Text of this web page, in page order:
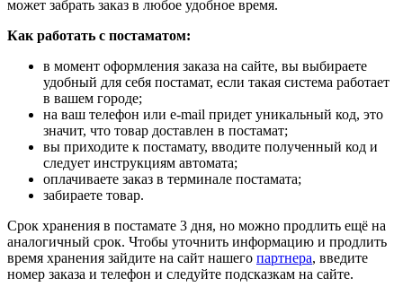
может забрать заказ в любое удобное время.
Как работать с постаматом:
в момент оформления заказа на сайте, вы выбираете
удобный для себя постамат, если такая система работает
в вашем городе;
на ваш телефон или e-mail придет уникальный код, это
значит, что товар доставлен в постамат;
вы приходите к постамату, вводите полученный код и
следует инструкциям автомата;
оплачиваете заказ в терминале постамата;
забираете товар.
Срок хранения в постамате 3 дня, но можно продлить ещё на
аналогичный срок. Чтобы уточнить информацию и продлить
время хранения зайдите на сайт нашего партнера, введите
номер заказа и телефон и следуйте подсказкам на сайте.